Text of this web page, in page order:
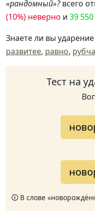
«рандомный»?всего
(10%) неверно и 39
Знаете ли вы
развитее, равно,
Тест на
🛈 В слове